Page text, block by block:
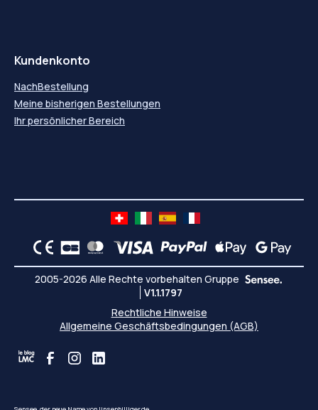
Kundenkonto
NachBestellung
Meine bisherigen Bestellungen
Ihr persönlicher Bereich
2005-2026 Alle Rechte vorbehalten Gruppe
V1.1.1797
Rechtliche Hinweise
Allgemeine Geschäftsbedingungen (AGB)